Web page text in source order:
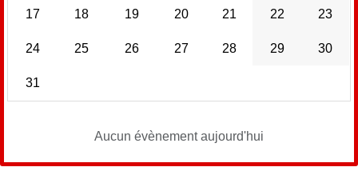
17 18 19 20 21 22 23
24 25 26 27 28 29 30
31
Aucun évènement aujourd'hui